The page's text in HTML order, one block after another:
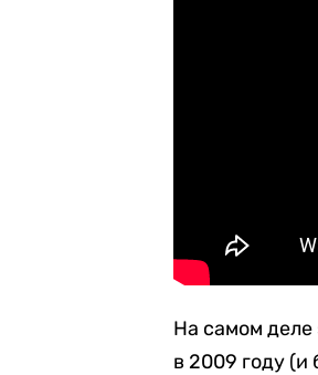
На самом деле
в 2009 году (и